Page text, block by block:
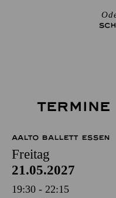
AALTO BALLETT ESSEN
Freitag
21.05.2027
19:30 - 22:15